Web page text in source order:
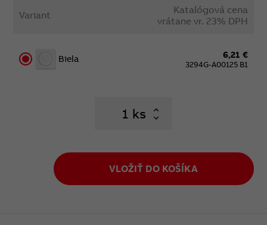
Variant
Katalógová cena
vrátane vr. 23% DPH
Biela 6,21 €
3294G-A00125 B1
ks
VLOŽIŤ DO KOŠÍKA